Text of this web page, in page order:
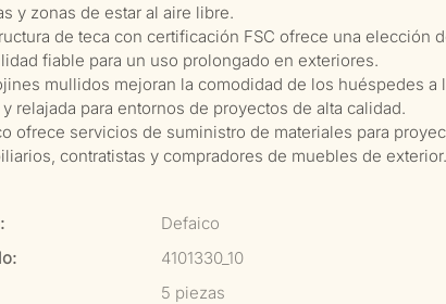
y zonas de estar al aire libre.
de teca con certificación FSC ofrece una elección
fiable para un uso prolongado en exteriores.
mullidos mejoran la comodidad de los huéspedes
relajada para entornos de proyectos de alta calidad.
ofrece servicios de suministro de materiales para
contratistas y compradores de muebles de exterior.
Defaico
4101330_10
5 piezas